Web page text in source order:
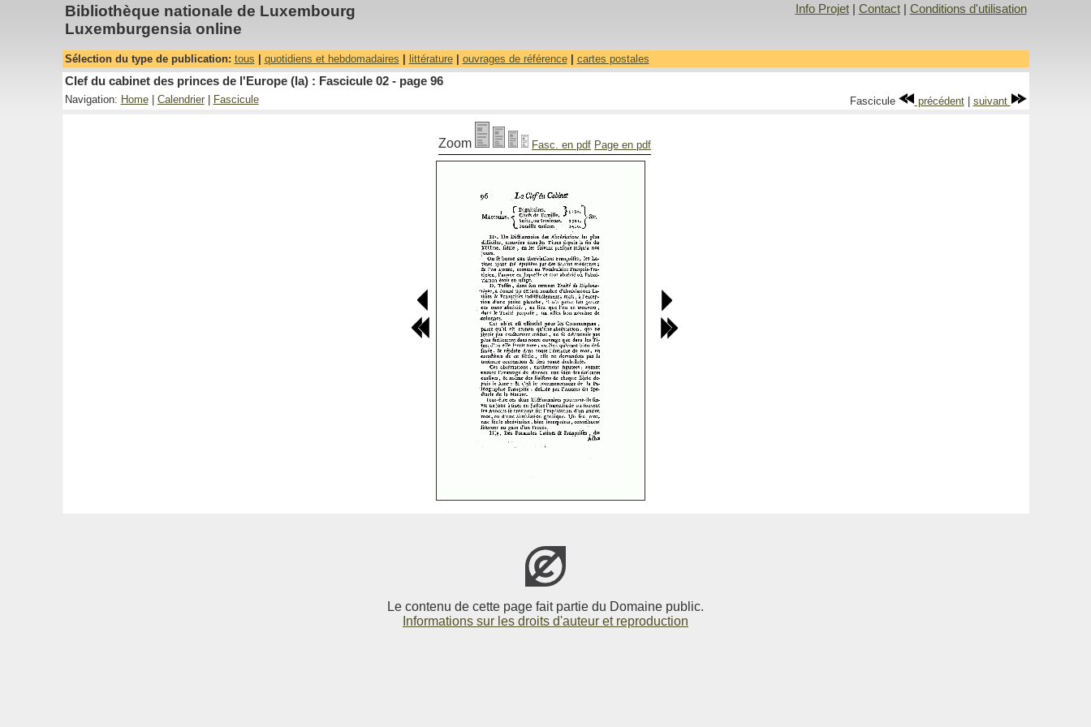
Bibliothèque nationale de Luxembourg
Luxemburgensia online
Info Projet| Contact| Conditions d'utilisation
Sélection du type de publication: tous quotidiens et hebdomadaires littérature| ouvrages de référence| cartes postales
Clef du cabinet des princes de l'Europe (la) : Fascicule 02 - page 96
Navigation: Home| Calendrier| Fascicule Fascicule précédent| suivant
Zoom Fasc. en pdf Page en pdf
Le contenu de cette page fait partie du Domaine public.
Informations sur les droits d'auteur et reproduction